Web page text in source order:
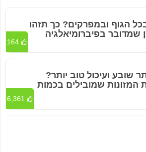
הגוף ובמפרקים? כך תזהו
שמדובר בפיברומיאלגיה
164
שובע ועיכול טוב יותר?
המזונות שמובילים בכמות
6,361